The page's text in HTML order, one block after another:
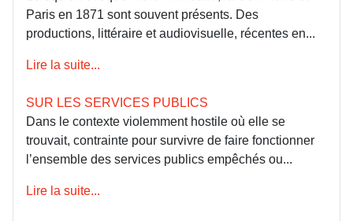
Paris en 1871 sont souvent présents. Des
productions, littéraire et audiovisuelle, récentes en...
Lire la suite...
SUR LES SERVICES PUBLICS
Dans le contexte violemment hostile où elle se
trouvait, contrainte pour survivre de faire fonctionner
l’ensemble des services publics empêchés ou...
Lire la suite...